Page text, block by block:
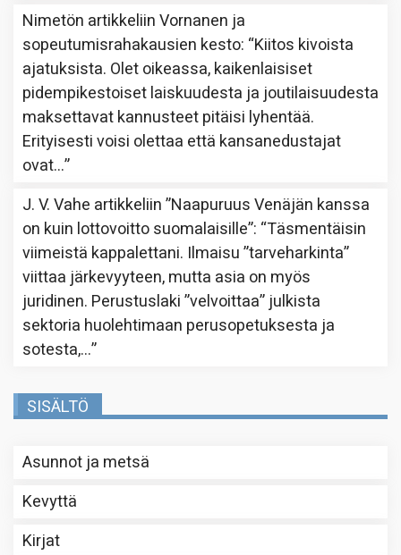
Nimetön artikkeliinVornanen ja
sopeutumisrahakausien kesto: “Kiitos kivoista
ajatuksista. Olet oikeassa, kaikenlaisiset
pidempikestoiset laiskuudesta ja joutilaisuudesta
maksettavat kannusteet pitäisi lyhentää.
Erityisesti voisi olettaa että kansanedustajat
ovat…”
J. V. Vahe artikkeliin”Naapuruus Venäjän kanssa
on kuin lottovoitto suomalaisille”: “Täsmentäisin
viimeistä kappalettani. Ilmaisu ”tarveharkinta”
viittaa järkevyyteen, mutta asia on myös
juridinen. Perustuslaki ”velvoittaa” julkista
sektoria huolehtimaan perusopetuksesta ja
sotesta,…”
SISÄLTÖ
Asunnot ja metsä
Kevyttä
Kirjat